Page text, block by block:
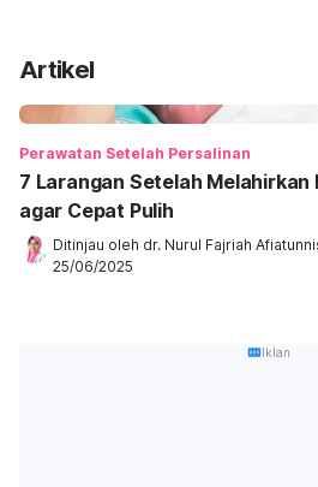
Artikel
Perawatan Setelah Persalinan
7 Larangan Setelah Melahirkan
agar Cepat Pulih
Ditinjau oleh dr. Nurul Fajriah
25/06/2025
Iklan